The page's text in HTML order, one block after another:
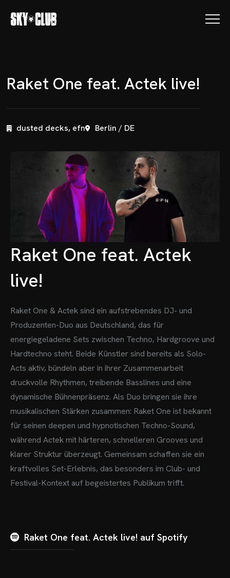
Raket One feat. Actek live!
dusted decks, efn Berlin / DE
Raket One feat. Actek
live!
Raket One & Actek sind ein aufstrebendes DJ- und
Produzenten-Duo aus Deutschland, das für
energiegeladene Sets zwischen Techno, Hardgroove und
Hardtechno steht. Beide Künstler sind bereits als Solo-
Acts aktiv, bündeln aber in ihrer Zusammenarbeit
druckvolle Rhythmen, treibende Basslines und eine
dynamische Bühnenpräsenz. Als Duo bringen sie ihre
musikalischen Stärken zusammen: Raket One ist bekannt
für seinen deepen und hypnotischen Techno-Sound,
während Actek mit härteren, schnelleren Grooves und
klarer Struktur überzeugt. Gemeinsam schaffen sie ein
kraftvolles Set-Erlebnis, das besonders im Club- und
Festival-Kontext auf begeistertes Publikum trifft.
Raket One feat. Actek live! auf Spotify